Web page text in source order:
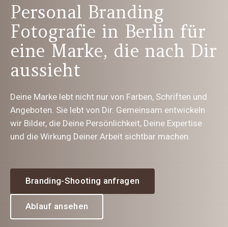
Personal Branding
Fotografie in Berlin für
eine Marke, die nach Dir
aussieht
Deine Marke lebt nicht nur von Farben, Schriften und
Angeboten. Sie lebt von Dir. Gemeinsam entwickeln
wir Bilder, die Deine Persönlichkeit, Deine Expertise
und die Wirkung Deiner Arbeit sichtbar machen.
Branding-Shooting anfragen
Ablauf ansehen